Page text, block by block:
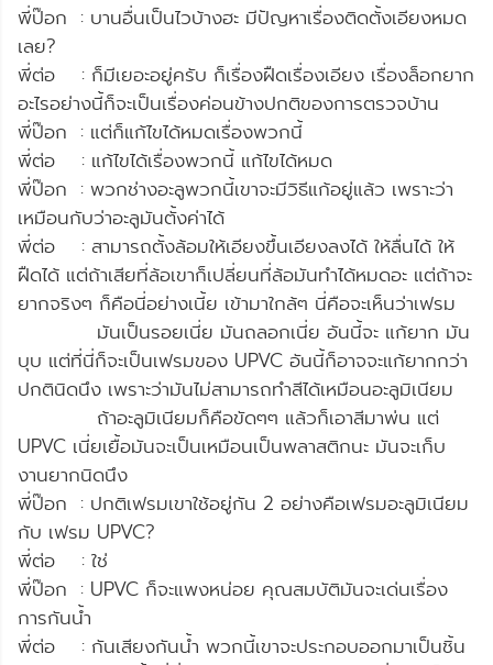
พี่ป๊อก : บานอื่นเป็นไวบ้างฮะ มีปัญหาเรื่องติดตั้งเอียงหมด
เลย?
พี่ต่อ : ก็มีเยอะอยู่ครับ ก็เรื่องฝืดเรื่องเอียง เรื่องล็อกยาก
อะไรอย่างนี้ก็จะเป็นเรื่องค่อนข้างปกติของการตรวจบ้าน
พี่ป๊อก : แต่ก็แก้ไขได้หมดเรื่องพวกนี้
พี่ต่อ : แก้ไขได้เรื่องพวกนี้ แก้ไขได้หมด
พี่ป๊อก : พวกช่างอะลูพวกนี้เขาจะมีวิธีแก้อยู่แล้ว เพราะว่า
เหมือนกับว่าอะลูมันตั้งค่าได้
พี่ต่อ : สามารถตั้งล้อมให้เอียงขึ้นเอียงลงได้ ให้ลื่นได้ ให้
ฝืดได้ แต่ถ้าเสียที่ล้อเขาก็เปลี่ยนที่ล้อมันทำได้หมดอะ แต่ถ้าจะ
ยากจริงๆ ก็คือนี่อย่างเนี้ย เข้ามาใกล้ๆ นี่คือจะเห็นว่าเฟรม
มันเป็นรอยเนี่ย มันถลอกเนี่ย อันนี้จะ แก้ยาก มัน
บุบ แต่ที่นี่ก็จะเป็นเฟรมของ UPVC อันนี้ก็อาจจะแก้ยากกว่า
ปกตินิดนึง เพราะว่ามันไม่สามารถทำสีได้เหมือนอะลูมิเนียม
ถ้าอะลูมิเนียมก็คือขัดๆๆ แล้วก็เอาสีมาพ่น แต่
UPVC เนี่ยเยื้อมันจะเป็นเหมือนเป็นพลาสติกนะ มันจะเก็บ
งานยากนิดนึง
พี่ป๊อก : ปกติเฟรมเขาใช้อยู่กัน 2 อย่างคือเฟรมอะลูมิเนียม
กับ เฟรม UPVC?
พี่ต่อ : ใช่
พี่ป๊อก : UPVC ก็จะแพงหน่อย คุณสมบัติมันจะเด่นเรื่อง
การกันน้ำ
พี่ต่อ : กันเสียงกันน้ำ พวกนี้เขาจะประกอบออกมาเป็นชิ้น